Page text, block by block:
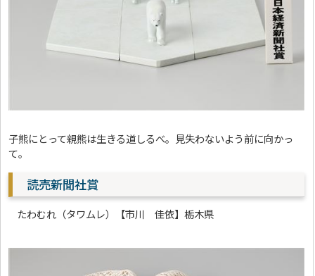
子熊にとって親熊は生きる道しるべ。見失わないよう前に向かっ
て。
読売新聞社賞
たわむれ（タワムレ）【市川 佳依】栃木県